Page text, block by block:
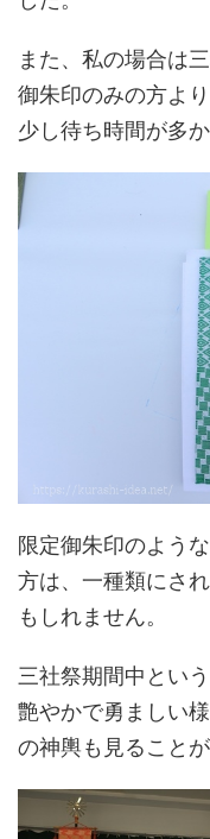
また、私の場合は
御朱印のみの方よ
少し待ち時間が多
限定御朱印のよう
方は、一種類にさ
もしれません。
三社祭期間中とい
艶やかで勇ましい
の神輿も見ることが